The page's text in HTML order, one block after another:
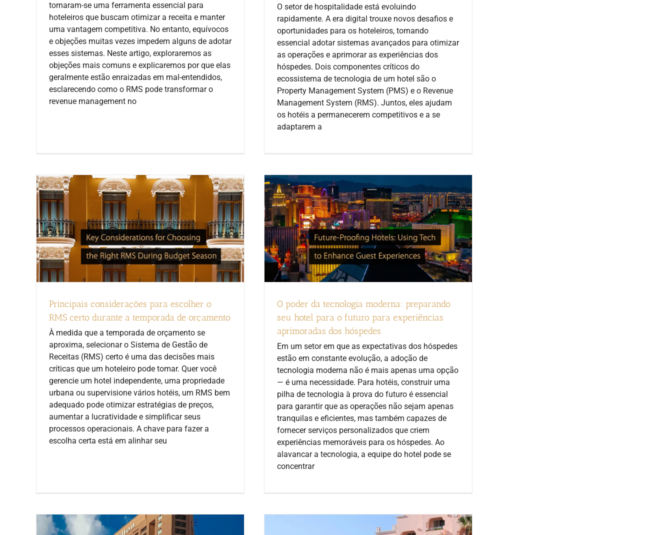
tornaram-se uma ferramenta essencial para
hoteleiros que buscam otimizar a receita e manter
uma vantagem competitiva. No entanto, equívocos
e objeções muitas vezes impedem alguns de adotar
esses sistemas. Neste artigo, exploraremos as
objeções mais comuns e explicaremos por que elas
geralmente estão enraizadas em mal-entendidos,
esclarecendo como o RMS pode transformar o
revenue management no
O setor de hospitalidade está evoluindo
rapidamente. A era digital trouxe novos desafios e
oportunidades para os hoteleiros, tornando
essencial adotar sistemas avançados para otimizar
as operações e aprimorar as experiências dos
hóspedes. Dois componentes críticos do
ecossistema de tecnologia de um hotel são o
Property Management System (PMS) e o Revenue
Management System (RMS). Juntos, eles ajudam
os hotéis a permanecerem competitivos e a se
adaptarem a
Principais considerações para escolher o
RMS certo durante a temporada de orçamento
À medida que a temporada de orçamento se
aproxima, selecionar o Sistema de Gestão de
Receitas (RMS) certo é uma das decisões mais
críticas que um hoteleiro pode tomar. Quer você
gerencie um hotel independente, uma propriedade
urbana ou supervisione vários hotéis, um RMS bem
adequado pode otimizar estratégias de preços,
aumentar a lucratividade e simplificar seus
processos operacionais. A chave para fazer a
escolha certa está em alinhar seu
O poder da tecnologia moderna: preparando
seu hotel para o futuro para experiências
aprimoradas dos hóspedes
Em um setor em que as expectativas dos hóspedes
estão em constante evolução, a adoção de
tecnologia moderna não é mais apenas uma opção
— é uma necessidade. Para hotéis, construir uma
pilha de tecnologia à prova do futuro é essencial
para garantir que as operações não sejam apenas
tranquilas e eficientes, mas também capazes de
fornecer serviços personalizados que criem
experiências memoráveis para os hóspedes. Ao
alavancar a tecnologia, a equipe do hotel pode se
concentrar